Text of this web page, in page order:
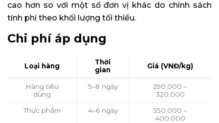
cao hơn so với một số đơn vị khác do chính sách
tính phí theo khối lượng tối thiểu.
Chi phí áp dụng
Loại hàng
Thời
gian
Giá (VNĐ/kg)
Hàng tiêu
dùng
5–8 ngày
290.000 –
320.000
Thực phẩm 4–6 ngày
350.000 –
400.000